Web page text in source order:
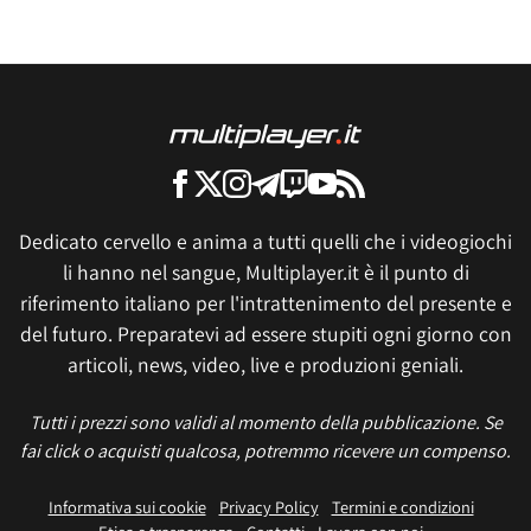
Dedicato cervello e anima a tutti quelli che i videogiochi
li hanno nel sangue, Multiplayer.it è il punto di
riferimento italiano per l'intrattenimento del presente e
del futuro. Preparatevi ad essere stupiti ogni giorno con
articoli, news, video, live e produzioni geniali.
Tutti i prezzi sono validi al momento della pubblicazione. Se
fai click o acquisti qualcosa, potremmo ricevere un compenso.
Informativa sui cookie Privacy Policy
Termini e condizioni